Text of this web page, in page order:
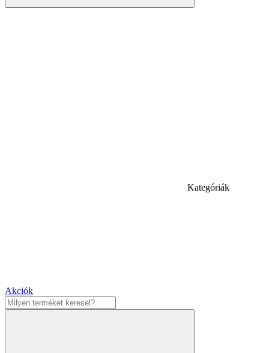
Kategóriák
Akciók